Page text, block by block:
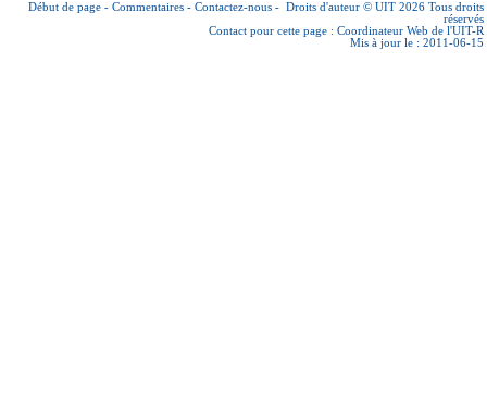
Début de page - Commentaires - Contactez-nous - Droits d'auteur © UIT 2026 Tous droits
réservés
Contact pour cette page : Coordinateur Web de l'UIT-R
Mis à jour le : 2011-06-15